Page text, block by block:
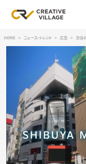
ACCOUNT
ログイン
RECRUIT
クリエイター求人を探
CREATIVE JOB求
特集求人
採用説明会
転職支援サービス
CONTENTS
HOME ニュース・トレンド 広告 渋谷